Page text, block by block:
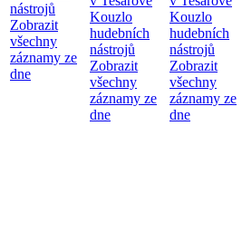
nástrojů
Zobrazit
všechny
záznamy ze
dne
Kouzlo
hudebních
nástrojů
Zobrazit
všechny
záznamy ze
dne
Kouzlo
hudebních
nástrojů
Zobrazit
všechny
záznamy ze
dne